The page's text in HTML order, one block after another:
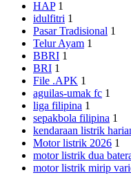
HAP 1
idulfitri 1
Pasar Tradisional 1
Telur Ayam 1
BBRI 1
BRI 1
File .APK 1
aguilas-umak fc 1
liga filipina 1
sepakbola filipina 1
kendaraan listrik
Motor listrik 2026 1
motor listrik dua
motor listrik mirip